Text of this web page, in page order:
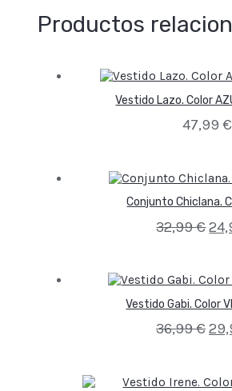
Productos
Vestido Lazo. Color
47,99 €
Conjunto Chiclana.
32,99€
Vestido Gabi. Color
36,99€